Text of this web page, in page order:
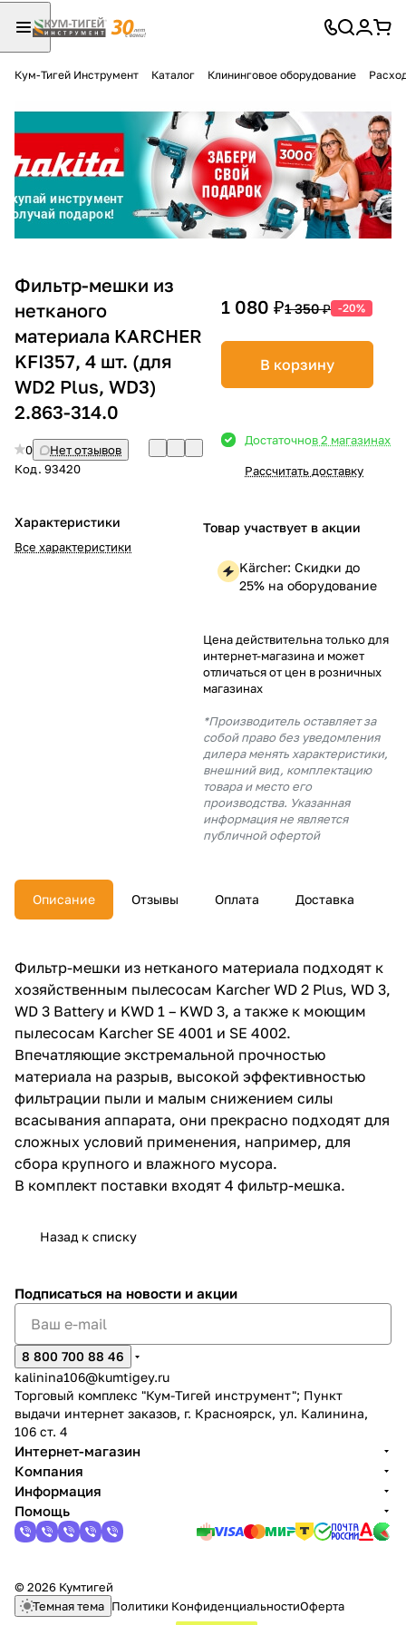
Кум-Тигей Инструмент Каталог Клининговое оборудование
Фильтр-мешки из
нетканого
материала KARCHER
KFI357, 4 шт. (для
WD2 Plus, WD3)
2.863-314.0
0
Нет отзывов
Код. 93420
Характеристики
Все характеристики
1 080 ₽1 350 ₽ -20%
В корзину
Достаточнов 2 магазинах
Рассчитать доставку
Товар участвует в акции
Kärcher: Скидки до
25% на оборудование
Цена действительна только для
интернет-магазина и может
отличаться от цен в розничных
магазинах
*Производитель оставляет за
собой право без уведомления
дилера менять характеристики,
внешний вид, комплектацию
товара и место его
производства. Указанная
информация не является
публичной офертой
Описание Отзывы Оплата Доставка
Фильтр-мешки из нетканого материала подходят к
хозяйственным пылесосам Karcher WD 2 Plus, WD 3,
WD 3 Battery и KWD 1 – KWD 3, а также к моющим
пылесосам Karcher SE 4001 и SE 4002.
Впечатляющие экстремальной прочностью
материала на разрыв, высокой эффективностью
фильтрации пыли и малым снижением силы
всасывания аппарата, они прекрасно подходят для
сложных условий применения, например, для
сбора крупного и влажного мусора.
В комплект поставки входят 4 фильтр-мешка.
Назад к списку
Подписаться на новости и акции
8 800 700 88 46
kalinina106@kumtigey.ru
Торговый комплекс "Кум-Тигей инструмент"; Пункт
выдачи интернет заказов, г. Красноярск, ул. Калинина,
106 ст. 4
Интернет-магазин
Компания
Информация
Помощь
© 2026 Кумтигей
Темная тема Политики КонфиденциальностиОферта
Разбейте
оплатуна части
без переплат
График платежей
Сегодня
25%
Добавляйте товары
в корзину
Оплачивайте сегодня только
% картой любого банка
% будут
каждые 2 недели
раз в 2
недели
plait.ru